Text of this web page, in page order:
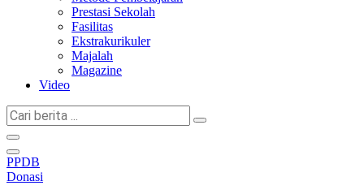
Prestasi Sekolah
Fasilitas
Ekstrakurikuler
Majalah
Magazine
Video
Cari
berita
...
PPDB
Donasi